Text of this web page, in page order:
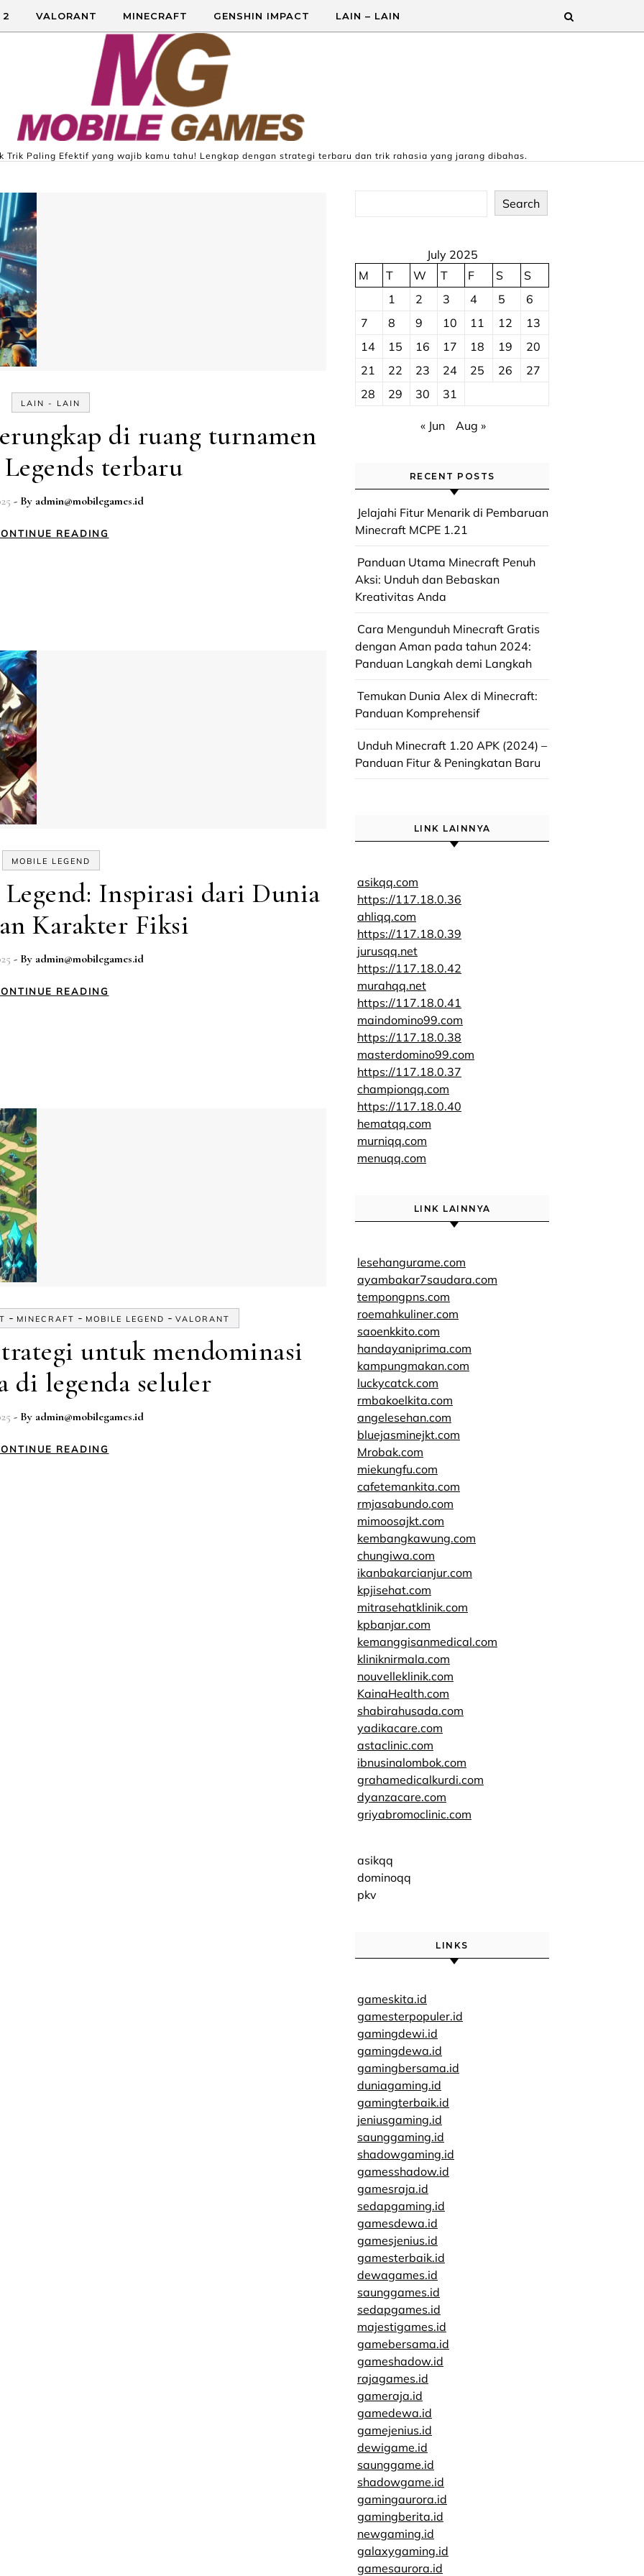
2 VALORANT MINECRAFT GENSHIN IMPACT LAIN – LAIN
Trik Paling Efektif yang wajib kamu tahu! Lengkap dengan strategi terbaru dan trik rahasia yang jarang dibahas.
LAIN - LAIN
di ruang turnamen
terbaru
- By admin@mobilegames.id
READING
MOBILE LEGEND
Inspirasi dari Dunia
Karakter Fiksi
- By admin@mobilegames.id
READING
- MINECRAFT - MOBILE LEGEND - VALORANT
untuk mendominasi
di legenda seluler
- By admin@mobilegames.id
READING
Search
July 2025
M
T W T F S
S
1
2 3 4 5
6
7
8 9 10 11 12
13
14
15 16 17 18 19
20
21
22 23 24 25 26
27
28
29 30 31
« Jun Aug »
RECENT POSTS
Jelajahi Fitur Menarik di Pembaruan
Minecraft MCPE 1.21
Panduan Utama Minecraft Penuh
Aksi: Unduh dan Bebaskan
Kreativitas Anda
Cara Mengunduh Minecraft Gratis
dengan Aman pada tahun 2024:
Panduan Langkah demi Langkah
Temukan Dunia Alex di Minecraft:
Panduan Komprehensif
Unduh Minecraft 1.20 APK (2024) –
Panduan Fitur & Peningkatan Baru
LINK LAINNYA
asikqq.com
https://117.18.0.36
ahliqq.com
https://117.18.0.39
jurusqq.net
https://117.18.0.42
murahqq.net
https://117.18.0.41
maindomino99.com
https://117.18.0.38
masterdomino99.com
https://117.18.0.37
championqq.com
https://117.18.0.40
hematqq.com
murniqq.com
menuqq.com
LINK LAINNYA
lesehangurame.com
ayambakar7saudara.com
tempongpns.com
roemahkuliner.com
saoenkkito.com
handayaniprima.com
kampungmakan.com
luckycatck.com
rmbakoelkita.com
angelesehan.com
bluejasminejkt.com
Mrobak.com
miekungfu.com
cafetemankita.com
rmjasabundo.com
mimoosajkt.com
kembangkawung.com
chungiwa.com
ikanbakarcianjur.com
kpjisehat.com
mitrasehatklinik.com
kpbanjar.com
kemanggisanmedical.com
kliniknirmala.com
nouvelleklinik.com
KainaHealth.com
shabirahusada.com
yadikacare.com
astaclinic.com
ibnusinalombok.com
grahamedicalkurdi.com
dyanzacare.com
griyabromoclinic.com
asikqq
dominoqq
pkv
LINKS
gameskita.id
gamesterpopuler.id
gamingdewi.id
gamingdewa.id
gamingbersama.id
duniagaming.id
gamingterbaik.id
jeniusgaming.id
saunggaming.id
shadowgaming.id
gamesshadow.id
gamesraja.id
sedapgaming.id
gamesdewa.id
gamesjenius.id
gamesterbaik.id
dewagames.id
saunggames.id
sedapgames.id
majestigames.id
gamebersama.id
gameshadow.id
rajagames.id
gameraja.id
gamedewa.id
gamejenius.id
dewigame.id
saunggame.id
shadowgame.id
gamingaurora.id
gamingberita.id
newgaming.id
galaxygaming.id
gamesaurora.id